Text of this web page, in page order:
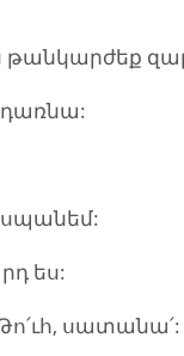
թանկարժեք
ես:
սատանա՛: